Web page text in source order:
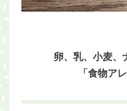
卵、乳、小麦、
「食物ア